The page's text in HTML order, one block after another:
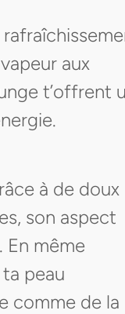
aux
t’offrent
à de doux
son aspect
même
peau
comme de la